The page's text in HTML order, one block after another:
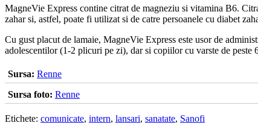
MagneVie Express contine citrat de magneziu si vitamina B6.
zahar si, astfel, poate fi utilizat si de catre persoanele cu diabet
Cu gust placut de lamaie, MagneVie Express este usor de
adolescentilor (1-2 plicuri pe zi), dar si copiilor cu varste de
Sursa: Renne
Sursa foto: Renne
Etichete: comunicate, intern, lansari, sanatate, Sanofi